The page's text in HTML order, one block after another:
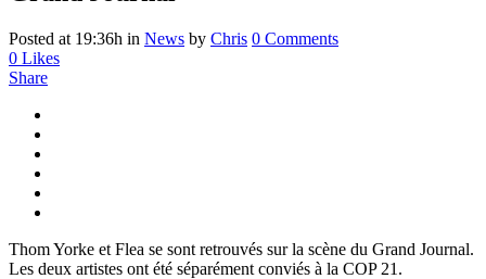
Posted at 19:36h in News by Chris 0 Comments
0 Likes
Share
Thom Yorke et Flea se sont retrouvés sur la scène du Grand Journal.
Les deux artistes ont été séparément conviés à la COP 21.